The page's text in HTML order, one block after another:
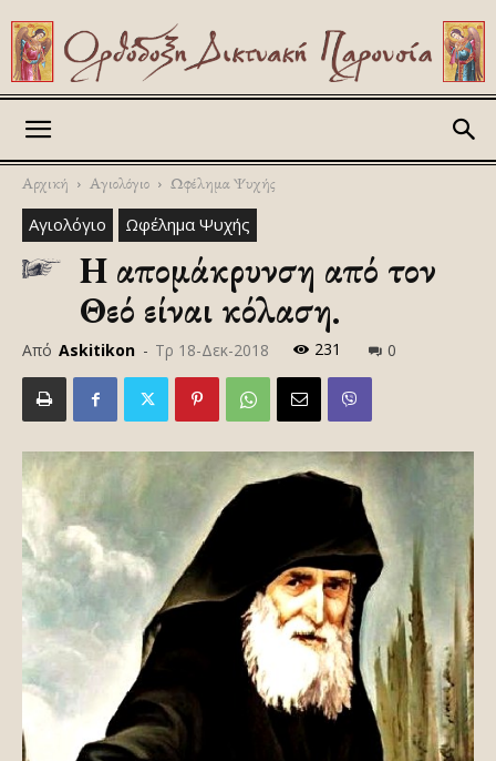
Αρχική Αγιολόγιο Ωφέλημα Ψυχής
Αγιολόγιο Ωφέλημα Ψυχής
Η απομάκρυνση από τον
Θεό είναι κόλαση.
Από Askitikon - Τρ 18-Δεκ-2018 231 0